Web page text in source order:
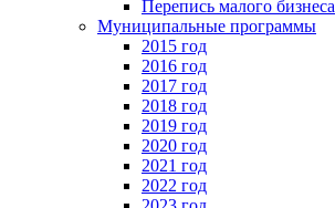
Перепись малого бизнеса
Муниципальные программы
2015 год
2016 год
2017 год
2018 год
2019 год
2020 год
2021 год
2022 год